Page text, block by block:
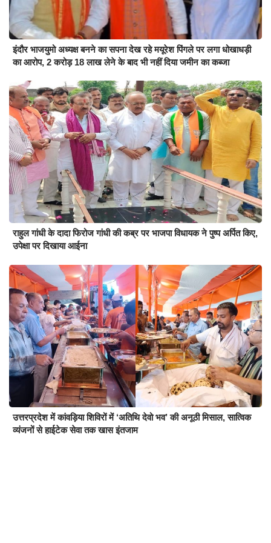
इंदौर भाजयुमो अध्यक्ष बनने का सपना देख रहे मयूरेश पिंगले पर लगा धोखाधड़ी
का आरोप, 2 करोड़ 18 लाख लेने के बाद भी नहीं दिया जमीन का कब्जा
राहुल गांधी के दादा फिरोज गांधी की कब्र पर भाजपा विधायक ने पुष्प अर्पित किए,
उपेक्षा पर दिखाया आईना
उत्तरप्रदेश में कांवड़िया शिविरों में ‘अतिथि देवो भव’ की अनूठी मिसाल, सात्विक
व्यंजनों से हाईटेक सेवा तक खास इंतजाम